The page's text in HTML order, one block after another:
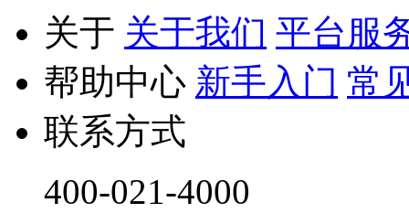
关于 关于我们 平台服
帮助中心 新手入门 常
联系方式
400-021-4000